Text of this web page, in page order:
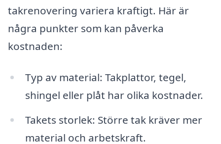
takrenovering variera kraftigt. Här är
några punkter som kan påverka
kostnaden:
Typ av material: Takplattor, tegel,
shingel eller plåt har olika kostnader.
Takets storlek: Större tak kräver mer
material och arbetskraft.